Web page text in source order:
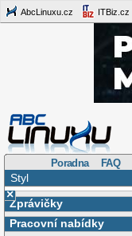
AbcLinuxu.cz ITBiz.cz
Poradna FAQ
Styl
×
Zprávičky
Pracovní nabídky